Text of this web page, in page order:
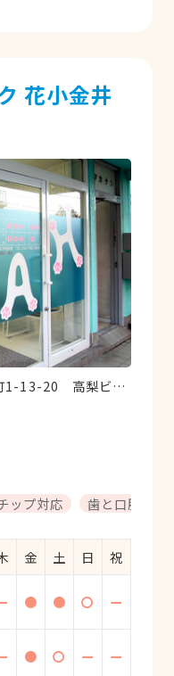
花小金井
13-20 高梨ビル1F
ップ対応 歯と口腔系疾
金 土 日
祝
● ● 〇 ー
● 〇 ー
ー